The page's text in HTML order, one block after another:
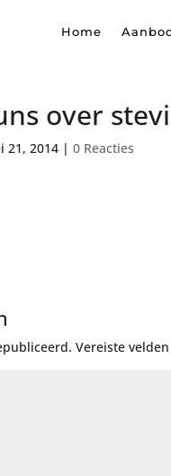
Home
over
21, 2014 |0 Reacties
Vereiste